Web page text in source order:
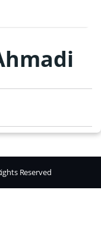
Reserved